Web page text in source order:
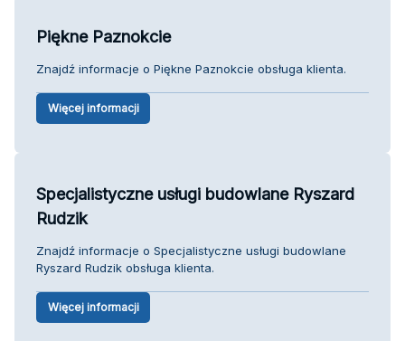
Piękne Paznokcie
Znajdź informacje o Piękne Paznokcie obsługa klienta.
Więcej informacji
Specjalistyczne usługi budowlane Ryszard
Rudzik
Znajdź informacje o Specjalistyczne usługi budowlane
Ryszard Rudzik obsługa klienta.
Więcej informacji